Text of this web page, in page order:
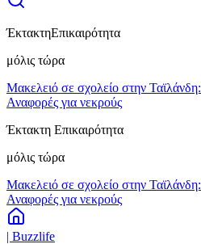
ΈκτακτηΕπικαιρότητα
μόλις τώρα
Μακελειό σε σχολείο στην
Αναφορές για νεκρούς
Έκτακτη Επικαιρότητα
μόλις τώρα
Μακελειό σε σχολείο στην
Αναφορές για νεκρούς
| Buzzlife